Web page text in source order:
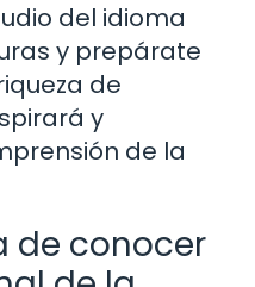
del idioma
y prepárate
de
y
de la
de conocer